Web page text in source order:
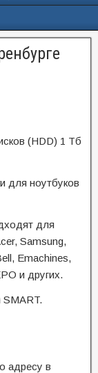
(HDD) 1 Тб
для ноутбуков
для
Samsung,
Emachines,
и других.
SMART.
адресу в